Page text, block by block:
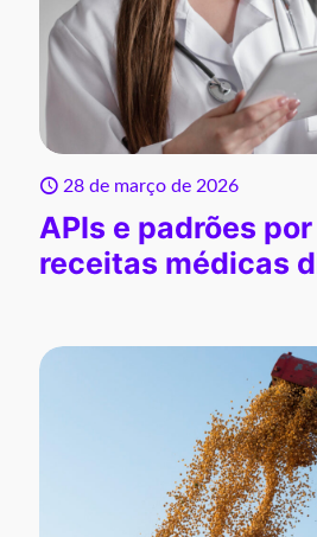
28 de março de 2026
APIs e padrões
receitas médicas